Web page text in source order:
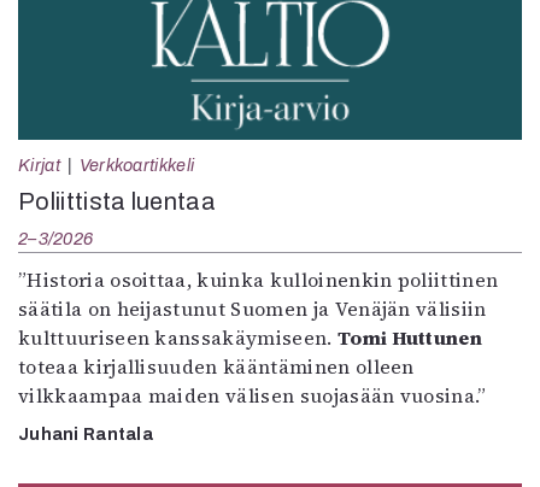
Kirjat Verkkoartikkeli
Poliittista luentaa
2–3/2026
”Historia osoittaa, kuinka kulloinenkin poliittinen
säätila on heijastunut Suomen ja Venäjän välisiin
kulttuuriseen kanssakäymiseen. Tomi Huttunen
toteaa kirjallisuuden kääntäminen olleen
vilkkaampaa maiden välisen suojasään vuosina.”
Juhani Rantala